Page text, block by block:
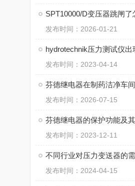
发布时间：2026-01-21
发布时间：2023-04-14
发布时间：2026-07-15
芬德继电器的保护功能及
发布时间：2023-12-11
发布时间：2024-04-15